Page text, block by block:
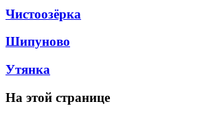
Чистоозёрка
Шипуново
Утянка
На этой странице